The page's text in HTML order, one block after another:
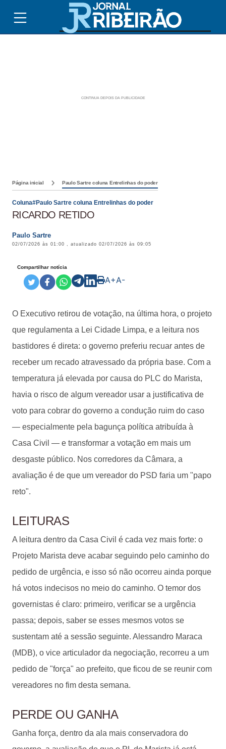
Página inicial Paulo Sartre coluna Entrelinhas do poder
Coluna#Paulo Sartre coluna Entrelinhas do poder
RICARDO RETIDO
Paulo Sartre
02/07/2026 às 01:00 , atualizado 02/07/2026 às 09:05
Compartilhar notícia
A+A-
O Executivo retirou de votação, na última hora, o projeto
que regulamenta a Lei Cidade Limpa, e a leitura nos
bastidores é direta: o governo preferiu recuar antes de
receber um recado atravessado da própria base. Com a
temperatura já elevada por causa do PLC do Marista,
havia o risco de algum vereador usar a justificativa de
voto para cobrar do governo a condução ruim do caso
— especialmente pela bagunça política atribuída à
Casa Civil — e transformar a votação em mais um
desgaste público. Nos corredores da Câmara, a
avaliação é de que um vereador do PSD faria um "papo
reto".
LEITURAS
A leitura dentro da Casa Civil é cada vez mais forte: o
Projeto Marista deve acabar seguindo pelo caminho do
pedido de urgência, e isso só não ocorreu ainda porque
há votos indecisos no meio do caminho. O temor dos
governistas é claro: primeiro, verificar se a urgência
passa; depois, saber se esses mesmos votos se
sustentam até a sessão seguinte. Alessandro Maraca
(MDB), o vice articulador da negociação, recorreu a um
pedido de "força" ao prefeito, que ficou de se reunir com
vereadores no fim desta semana.
PERDE OU GANHA
Ganha força, dentro da ala mais conservadora do